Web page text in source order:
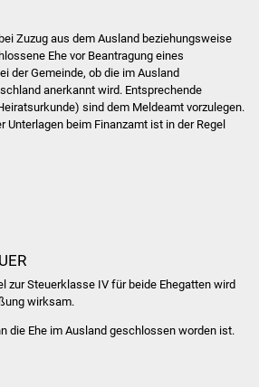
Sommerwochen für
Ältere
Seniorenwohn- und
Pflegeheim
Schülerferienprogramm
Migration und Integration
Zuzug aus dem Ausland beziehungsweise
Ehe vor Beantragung eines
der Gemeinde, ob die im Ausland
anerkannt wird. Entsprechende
sind dem Meldeamt vorzulegen.
Unterlagen beim Finanzamt ist in der Regel
zur Steuerklasse IV für beide Ehegatten wird
wirksam.
die Ehe im Ausland geschlossen worden ist.